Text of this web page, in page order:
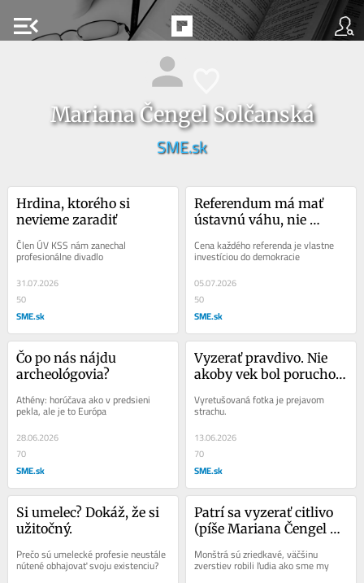
menu_open
Mariana Čengel Solčanská
SME.sk
Hrdina, ktorého si
nevieme zaradiť
Člen ÚV KSS nám zanechal
profesionálne divadlo
31.07.2026
50
SME.sk
Referendum má mať
ústavnú váhu, nie
zasluhuje
Cena každého referenda je vlastne
investíciou do demokracie
05.07.2026
50
SME.sk
Čo po nás nájdu
archeológovia?
Athény: horúčava ako v predsieni
pekla, ale je to Európa
28.06.2026
70
SME.sk
Vyzerať pravdivo. Nie
akoby vek bol poruchou
Vyretušovaná fotka je prejavom
strachu.
13.06.2026
70
SME.sk
Si umelec? Dokáž, že si
užitočný.
Prečo sú umelecké profesie neustále
nútené obhajovať svoju existenciu?
Patrí sa vyzerať citlivo
(píše Mariana Čengel
Monštrá sú zriedkavé, väčšinu
zverstiev robili ľudia ako sme my